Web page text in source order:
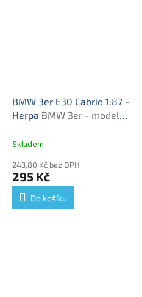
BMW 3er E30 Cabrio 1:87 -
Herpa BMW 3er - model
Skladem
243,80 Kč bez DPH
295 Kč
Do košíku